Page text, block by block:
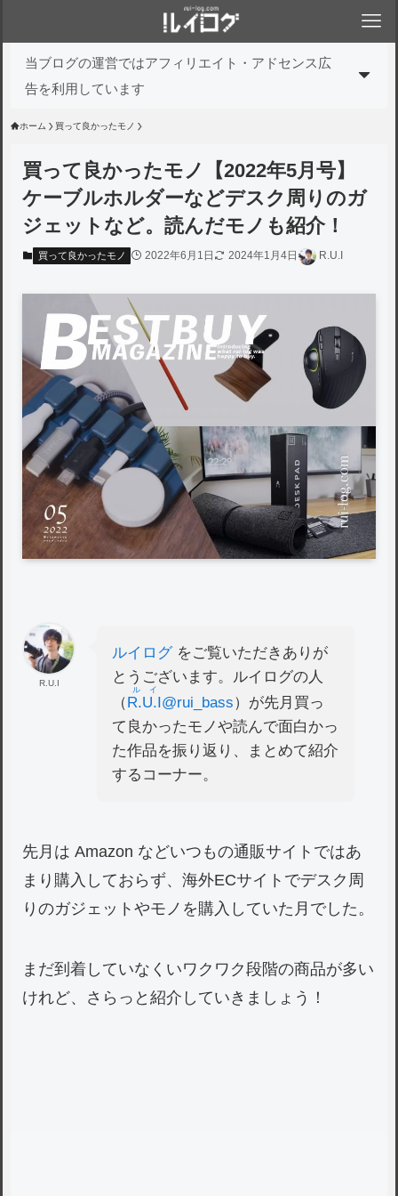
当ブログの運営ではアフィリエイト・アドセンス広
告を利用しています
ホーム 買って良かったモノ
買って良かったモノ【2022年5月号】
ケーブルホルダーなどデスク周りのガ
ジェットなど。読んだモノも紹介！
買って良かったモノ 2022年6月1日 2024年1月4日 R.U.I
R.U.I
ルイログをご覧いただきありが
とうございます。ルイログの人
（ R.U.I
ルイ
@rui_bass）が先月買っ
て良かったモノや読んで面白かっ
た作品を振り返り、まとめて紹介
するコーナー。
先月は Amazon などいつもの通販サイトではあ
まり購入しておらず、海外ECサイトでデスク周
りのガジェットやモノを購入していた月でした。
まだ到着していなくいワクワク段階の商品が多い
けれど、さらっと紹介していきましょう！